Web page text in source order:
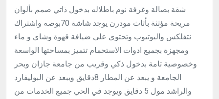
شقة بصالة وغرفة نوم باطلاله بدخول ذاتي صمم بألوان
مريحة مؤثثة بأثاث مودرن يوجد شاشة 70بوصه واشتراك
نتفلكس واليوتيوب وتحتوي على ضيافة قهوة وشاي و ماء
ومجهزة بجميع ادوات الاستحمام تتميز بمساحتها الواسعة
وخصوصية تامة بدخول ذكي وقريب من جامعة جازان وبحر
الجامعة و يبعد عن المطار 8دقايق ويبعد عن البوليفارد
والراشد مول 5 دقايق ويوجد في الحي جميع الخدمات من